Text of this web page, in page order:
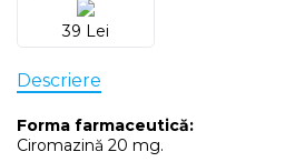
39 Lei
Descriere
Forma farmaceutică:
Ciromazină 20 mg.